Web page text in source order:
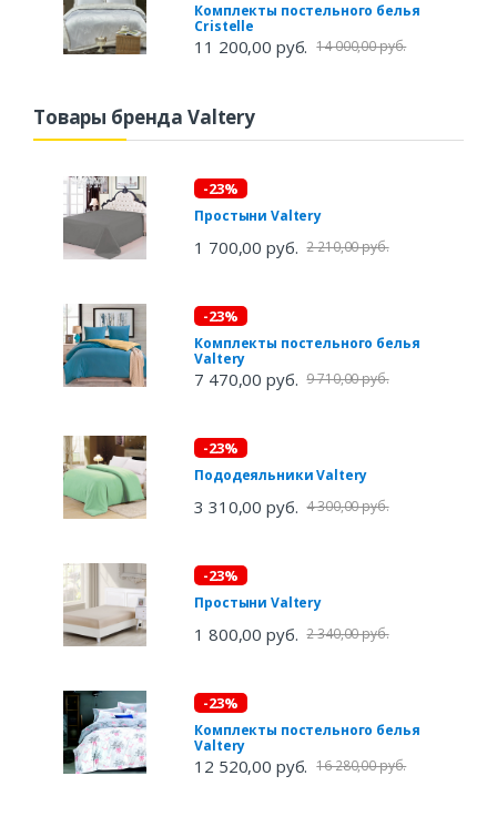
Комплекты постельного белья
Cristelle
11 200,00 руб. 14 000,00 руб.
Товары бренда Valtery
-23%
Простыни Valtery
1 700,00 руб. 2 210,00 руб.
-23%
Комплекты постельного белья
Valtery
7 470,00 руб. 9 710,00 руб.
-23%
Пододеяльники Valtery
3 310,00 руб. 4 300,00 руб.
-23%
Простыни Valtery
1 800,00 руб. 2 340,00 руб.
-23%
Комплекты постельного белья
Valtery
12 520,00 руб. 16 280,00 руб.